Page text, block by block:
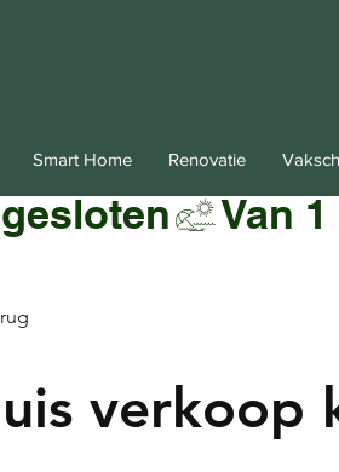
Smart Home Renovatie
verkoop